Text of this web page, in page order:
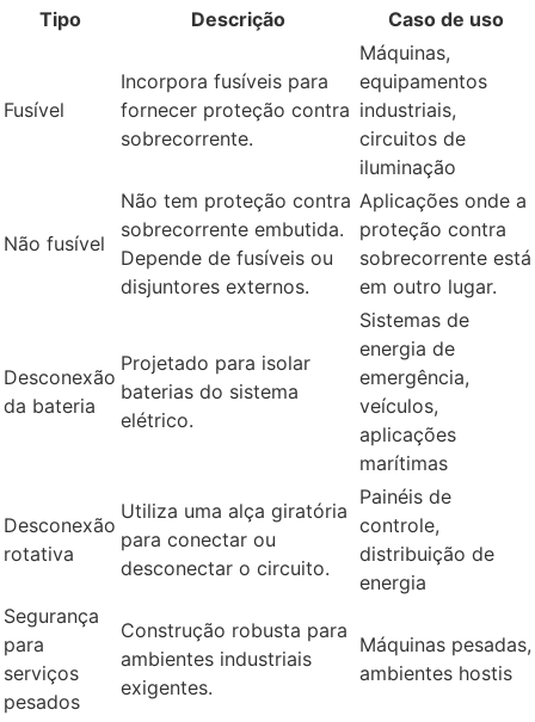
Tipo Descrição Caso de uso
Fusível
Incorpora fusíveis para
fornecer proteção contra
sobrecorrente.
Máquinas,
equipamentos
industriais,
circuitos de
iluminação
Não fusível
Não tem proteção contra
sobrecorrente embutida.
Depende de fusíveis ou
disjuntores externos.
Aplicações onde a
proteção contra
sobrecorrente está
em outro lugar.
Desconexão
da bateria
Projetado para isolar
baterias do sistema
elétrico.
Sistemas de
energia de
emergência,
veículos,
aplicações
marítimas
Desconexão
rotativa
Utiliza uma alça giratória
para conectar ou
desconectar o circuito.
Painéis de
controle,
distribuição de
energia
Segurança
para
serviços
pesados
Construção robusta para
ambientes industriais
exigentes.
Máquinas pesadas,
ambientes hostis